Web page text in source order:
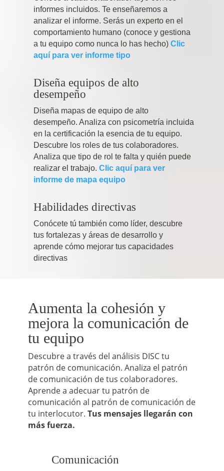
informes incluidos. Te enseñaremos a
analizar el informe. Serás un experto en el
comportamiento humano (conoce y gestiona
a tu equipo como nunca lo has hecho) Clic
aquí para ver informe tipo
Diseña equipos de alto
desempeño
Diseña mapas de equipo de alto
desempeño. Analiza con psicometría incluida
en la certificación la esencia de tu equipo.
Descubre los roles de tus colaboradores.
Analiza que tipo de rol te falta y quién puede
realizar el trabajo. Clic aquí para ver
informe de mapa equipo
Habilidades directivas
Conócete tú también como líder, descubre
tus fortalezas y áreas de desarrollo y
aprende cómo mejorar tus capacidades
directivas
Aumenta la cohesión y
mejora la comunicación de
tu equipo
Descubre a través del análisis DISC tu
patrón de comunicación. Analiza el patrón
de comunicación de tus colaboradores.
Aprende a adecuar tu patrón de
comunicación al patrón de comunicación de
tu interlocutor. Tus mensajes llegarán con
más fuerza.
Comunicación